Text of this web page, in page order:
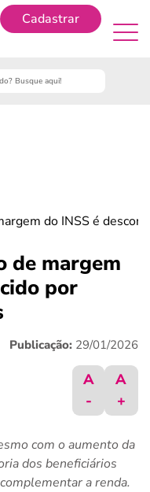
Cadastrar
do INSS é
de margem
por
Publicação: 29/01/2026
A
-
A
+
com o aumento da
dos beneficiários
a renda.